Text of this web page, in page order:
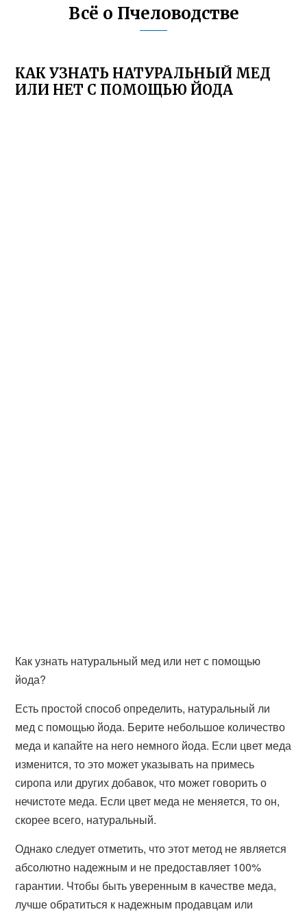
Всё о Пчеловодстве
КАК УЗНАТЬ НАТУРАЛЬНЫЙ МЕД
ИЛИ НЕТ С ПОМОЩЬЮ ЙОДА
Как узнать натуральный мед или нет с помощью
йода?
Есть простой способ определить, натуральный ли
мед с помощью йода. Берите небольшое количество
меда и капайте на него немного йода. Если цвет меда
изменится, то это может указывать на примесь
сиропа или других добавок, что может говорить о
нечистоте меда. Если цвет меда не меняется, то он,
скорее всего, натуральный.
Однако следует отметить, что этот метод не является
абсолютно надежным и не предоставляет 100%
гарантии. Чтобы быть уверенным в качестве меда,
лучше обратиться к надежным продавцам или